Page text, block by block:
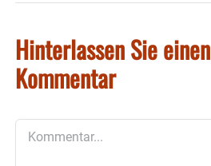
Hinterlassen Sie einen
Kommentar